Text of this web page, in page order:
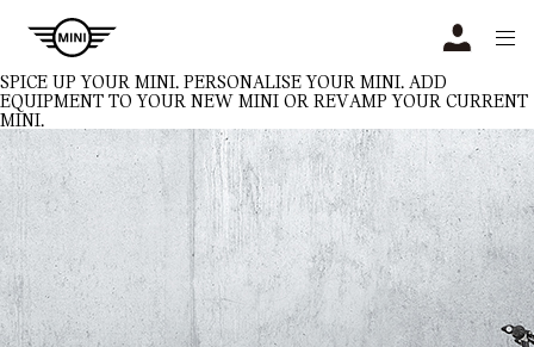
SPICE UP YOUR MINI. PERSONALISE YOUR MINI. ADD
EQUIPMENT TO YOUR NEW MINI OR REVAMP YOUR CURRENT
MINI.